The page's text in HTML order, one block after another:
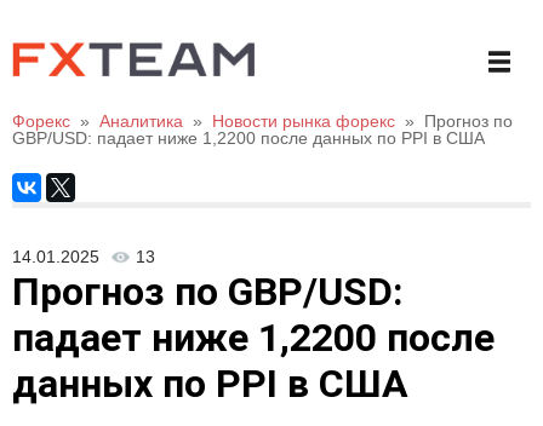
Форекс » Аналитика » Новости рынка форекс »
Прогноз по
GBP/USD: падает ниже 1,2200 после данных по PPI в США
14.01.2025 13
Прогноз по GBP/USD:
падает ниже 1,2200 после
данных по PPI в США